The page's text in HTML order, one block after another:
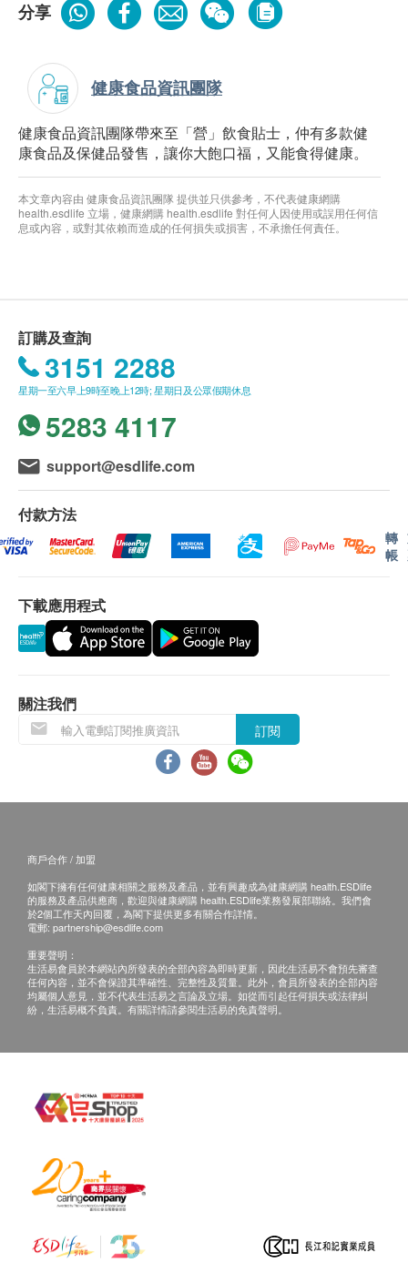
分享
健康食品資訊團隊
健康食品資訊團隊帶來至「營」飲食貼士，仲有多款健
康食品及保健品發售，讓你大飽口福，又能食得健康。
本文章內容由 健康食品資訊團隊 提供並只供參考，不代表健康網購
health.esdlife 立場，健康網購 health.esdlife 對任何人因使用或誤用任何信
息或內容，或對其依賴而造成的任何損失或損害，不承擔任何責任。
訂購及查詢
3151 2288
星期一至六早上9時至晚上12時; 星期日及公眾假期休息
5283 4117
support@esdlife.com
付款方法
轉
帳
下載應用程式
關注我們
訂閱
商戶合作 / 加盟
如閣下擁有任何健康相關之服務及產品，並有興趣成為健康網購 health.ESDlife
的服務及產品供應商，歡迎與健康網購 health.ESDlife業務發展部聯絡。我們會
於2個工作天內回覆，為閣下提供更多有關合作詳情。
電郵: partnership@esdlife.com
重要聲明：
生活易會員於本網站內所發表的全部內容為即時更新，因此生活易不會預先審查
任何內容，並不會保證其準確性、完整性及質量。此外，會員所發表的全部內容
均屬個人意見，並不代表生活易之言論及立場。如從而引起任何損失或法律糾
紛，生活易概不負責。有關詳情請參閱生活易的免責聲明。